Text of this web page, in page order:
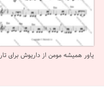
یاور همیشه مومن از داریوش برای تار